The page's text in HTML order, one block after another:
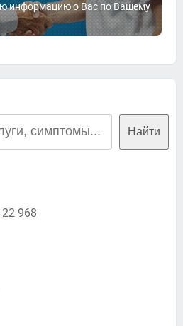
информацию о Вас по Вашему
Найти
22 968